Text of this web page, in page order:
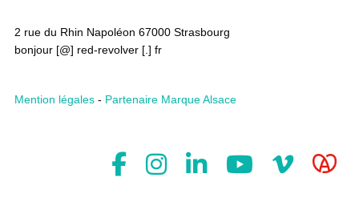
2 rue du Rhin Napoléon 67000 Strasbourg
bonjour [@] red-revolver [.] fr
Mention légales- Partenaire Marque Alsace